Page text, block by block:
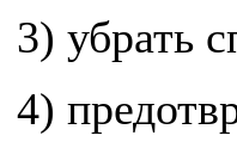
3) убрать
4)